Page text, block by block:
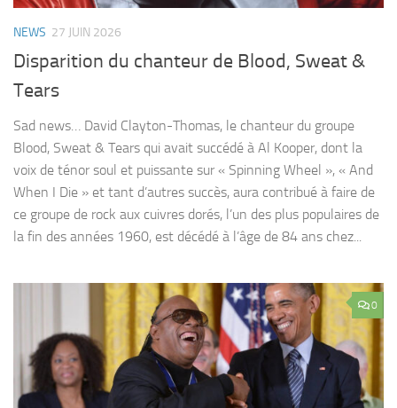
NEWS 27 JUIN 2026
Disparition du chanteur de Blood, Sweat &
Tears
Sad news… David Clayton-Thomas, le chanteur du groupe
Blood, Sweat & Tears qui avait succédé à Al Kooper, dont la
voix de ténor soul et puissante sur « Spinning Wheel », « And
When I Die » et tant d’autres succès, aura contribué à faire de
ce groupe de rock aux cuivres dorés, l’un des plus populaires de
la fin des années 1960, est décédé à l’âge de 84 ans chez...
0